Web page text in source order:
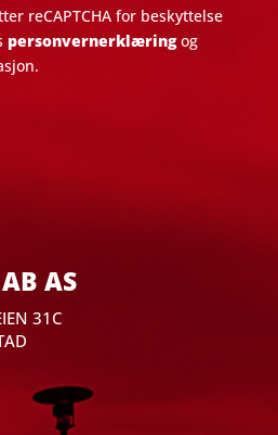
reCAPTCHA for beskyttelse
personvernerklæringog
AS
31C